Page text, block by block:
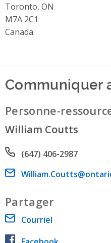
Toronto, ON
M7A 2C1
Canada
Communiquer
Personne-
William Coutts
Phone number
(647) 406-2987
Email address
Partager
Courriel